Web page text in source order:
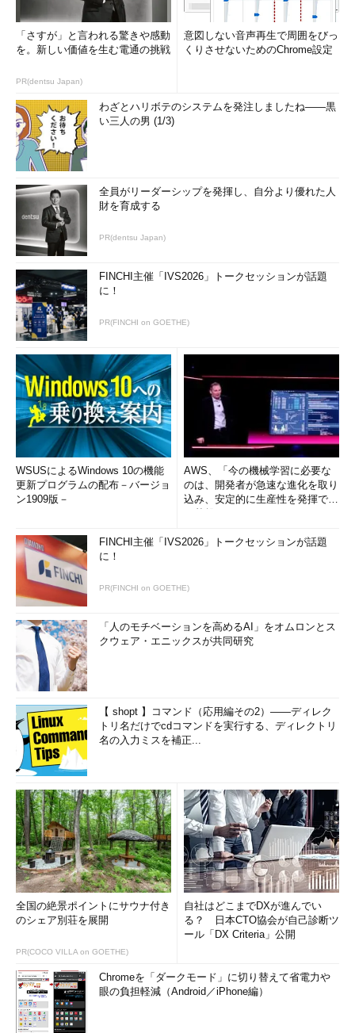
＊2
syslogの種類の中には、TCPを使えるものもある。
が用いられる。syslogのログデータ送受信も例外ではない。
＊4
システムによって異なる。例えば、Linuxではklogdが担当する場合もある。
syslogの設定（syslog.confの書式）
syslogに関する設定は、/etc/syslog.confの値で決まる。
syslogdは、このsyslog.confの設定内容を読み込み、実際の運用
に適用する。
お、「facility」「priority」「ログの出力先」の詳細については
後述する。
syslog.confの記述形式
facility.priority 1個以上のタブ（TAB） ログの出力
先
左辺のfacilityとpriorityは、ドット（.）で区切る。1つの出力先
に、facilityとpriorityを複数指定する場合は、セミコロン（;）で
区切る必要がある。
facility.priority;facility priority;……
（TAB）で区切る必要がある。最近では、空白も指定可能な
syslogdもあるが、いらぬトラブルを招かないために
も、“syslog.confはタブ（TAB）で区切る”と覚えておくとよいだ
ろう。
facility（機能）とpriority（重要度）を理解する
syslogを理解するうえで必ず避けて通れないのが、facilityと
priorityの設定項目だ。このfacilityとpriorityの値を調整すること
で、意図したログの内容を、特定の出力先に出力することが可能
になる。
facility（機能）
facilityの代表的な値は、表2のとおりとなる。機能（項目）別に
設定すべき値があらかじめ定義されている。また、複数のfacility
を指定したい場合は「,」（カンマ）で接続して使用する。
値 意味
auth
login、su、gettyなどの認証やセキュリティ
authpriv
authと同じだが、ログファイルの読み取り権限が特定ユーザーのみに
限られている必要がある
やatなど）
daemon
facility値に存在しない、そのほかのデーモン
ftp
ftpデーモン
kern
カーネルメッセージ
lpr
プリンタ
「さすが」と言われる驚きや感動
を。新しい価値を生む電通の挑戦
PR(dentsu Japan)
意図しない音声再生で周囲をびっ
くりさせないためのChrome設定
わざとハリボテのシステムを発注しましたね――黒
い三人の男 (1/3)
全員がリーダーシップを発揮し、自分より優れた人
財を育成する
PR(dentsu Japan)
FINCHI主催「IVS2026」トークセッションが話題
に！
PR(FINCHI on GOETHE)
WSUSによるWindows 10の機能
更新プログラムの配布－バージョ
ン1909版－
AWS、「今の機械学習に必要な
のは、開発者が急速な進化を取り
込み、安定的に生産性を発揮でき
FINCHI主催「IVS2026」トークセッションが話題
に！
PR(FINCHI on GOETHE)
「人のモチベーションを高めるAI」をオムロンとス
クウェア・エニックスが共同研究
【 shopt 】コマンド（応用編その2）――ディレク
トリ名だけでcdコマンドを実行する、ディレクトリ
名の入力ミスを補正...
全国の絶景ポイントにサウナ付き
のシェア別荘を展開
PR(COCO VILLA on GOETHE)
自社はどこまでDXが進んでい
る？ 日本CTO協会が自己診断ツ
ール「DX Criteria」公開
Chromeを「ダークモード」に切り替えて省電力や
眼の負担軽減（Android／iPhone編）